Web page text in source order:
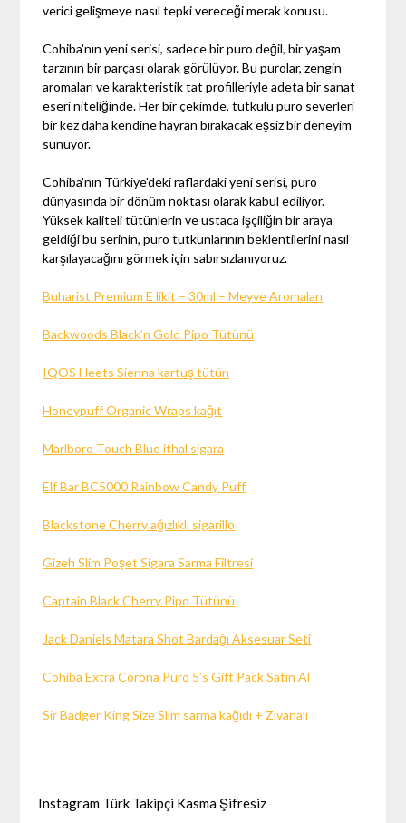
verici gelişmeye nasıl tepki vereceği merak konusu.
Cohiba'nın yeni serisi, sadece bir puro değil, bir yaşam
tarzının bir parçası olarak görülüyor. Bu purolar, zengin
aromaları ve karakteristik tat profilleriyle adeta bir sanat
eseri niteliğinde. Her bir çekimde, tutkulu puro severleri
bir kez daha kendine hayran bırakacak eşsiz bir deneyim
sunuyor.
Cohiba'nın Türkiye'deki raflardaki yeni serisi, puro
dünyasında bir dönüm noktası olarak kabul ediliyor.
Yüksek kaliteli tütünlerin ve ustaca işçiliğin bir araya
geldiği bu serinin, puro tutkunlarının beklentilerini nasıl
karşılayacağını görmek için sabırsızlanıyoruz.
Buharist Premium E likit – 30ml – Meyve Aromaları
Backwoods Black’n Gold Pipo Tütünü
IQOS Heets Sienna kartuş tütün
Honeypuff Organic Wraps kağıt
Marlboro Touch Blue ithal sigara
Elf Bar BC5000 Rainbow Candy Puff
Blackstone Cherry ağızlıklı sigarillo
Gizeh Slim Poşet Sigara Sarma Filtresi
Captain Black Cherry Pipo Tütünü
Jack Daniels Matara Shot Bardağı Aksesuar Seti
Cohiba Extra Corona Puro 5’s Gift Pack Satın Al
Sir Badger King Size Slim sarma kağıdı + Zıvanalı
Instagram Türk Takipçi Kasma Şifresiz